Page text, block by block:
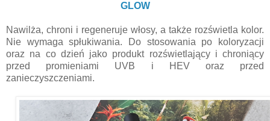
GLOW
Nawilża, chroni i regeneruje włosy, a także rozświetla kolor.
Nie wymaga spłukiwania. Do stosowania po koloryzacji
oraz na co dzień jako produkt rozświetlający i chroniący
przed promieniami UVB i HEV oraz przed
zanieczyszczeniami.